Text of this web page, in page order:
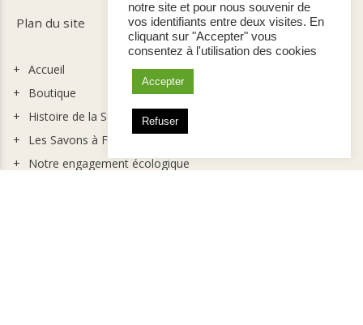
Plan du site
Accueil
Boutique
Histoire de la Savonnerie
Les Savons à Froid
Notre engagement écologique
notre site et pour nous souvenir de
vos identifiants entre deux visites. En
cliquant sur "Accepter" vous
consentez à l'utilisation des cookies
Accepter
Refuser